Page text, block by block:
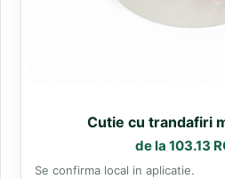
Cutie cu trandafiri
de la 103.13
Se confirma local in aplicatie.